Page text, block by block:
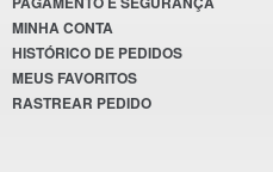
MINHA CONTA
HISTÓRICO DE PEDIDOS
MEUS FAVORITOS
RASTREAR PEDIDO